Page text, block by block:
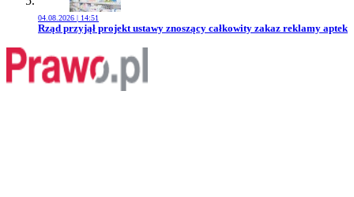
04.08.2026 | 14:51
Przejdź do artykułu:
Rząd przyjął projekt ustawy znoszący całkowity zakaz reklamy aptek